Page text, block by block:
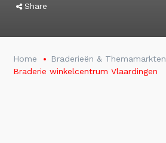
Share
Home
Braderieën & Themamarkten
Braderie winkelcentrum Vlaardingen